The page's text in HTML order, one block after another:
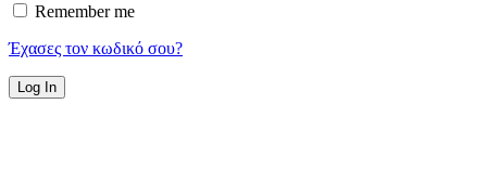
Remember me
Έχασες τον κωδικό σου?